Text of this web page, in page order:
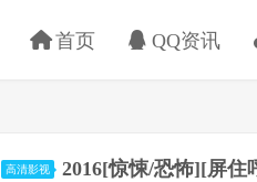
首页 QQ资讯
高清影视 2016[惊悚/恐怖][屏住